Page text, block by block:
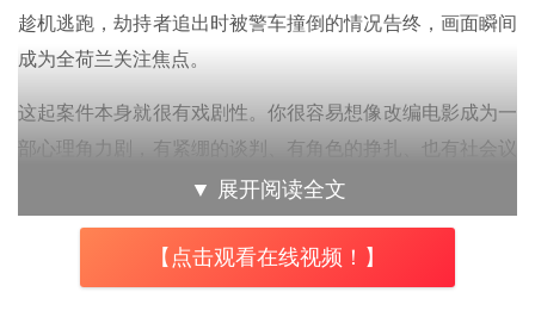
趁机逃跑，劫持者追出时被警车撞倒的情况告终，画面瞬间
成为全荷兰关注焦点。
这起案件本身就很有戏剧性。你很容易想像改编电影成为一
部心理角力剧，有紧绷的谈判、有角色的挣扎、也有社会议
题可以挖掘。只是《I人质危机》最后选择的路线，是还原
现场远大于建立情感。用的形式是冷静、纪实、几乎没什么
配乐，观影过程很像在看一段封存的执法影片，观众知道发
生了什么，但很难真正进入情节。
▼ 展开阅读全文
【点击观看在线视频！】